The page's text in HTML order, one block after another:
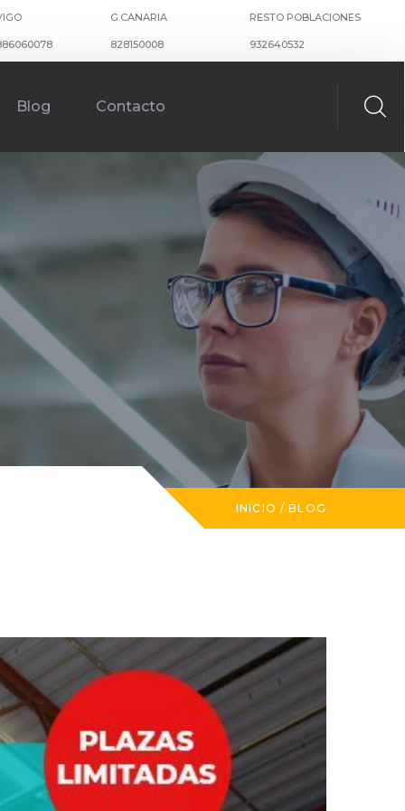
G.CANARIA
828150008
RESTO POBLACIONES
932640532
Blog Contacto
INICIO / BLOG